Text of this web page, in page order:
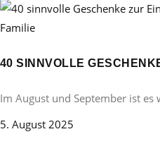
Familie
40 SINNVOLLE
Im August und September ist es
5. August 2025